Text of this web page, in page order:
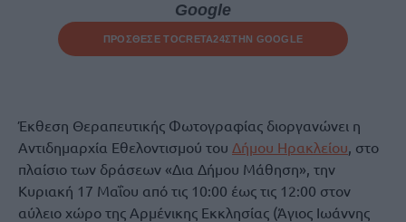
Google
ΠΡΟΣΘΕΣΕ ΤΟCRETA24ΣΤΗΝ GOOGLE
Έκθεση Θεραπευτικής Φωτογραφίας διοργανώνει η
Αντιδημαρχία Εθελοντισμού του Δήμου Ηρακλείου, στο
πλαίσιο των δράσεων «Δια Δήμου Μάθηση», την
Κυριακή 17 Μαΐου από τις 10:00 έως τις 12:00 στον
αύλειο χώρο της Αρμένικης Εκκλησίας (Άγιος Ιωάννης